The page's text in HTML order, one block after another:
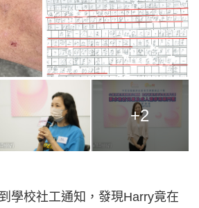
+2
學校社工通知，發現Harry竟在